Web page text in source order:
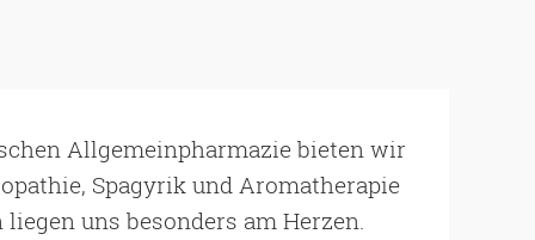
Allgemeinpharmazie bieten wir
Spagyrik und Aromatherapie
uns besonders am Herzen.